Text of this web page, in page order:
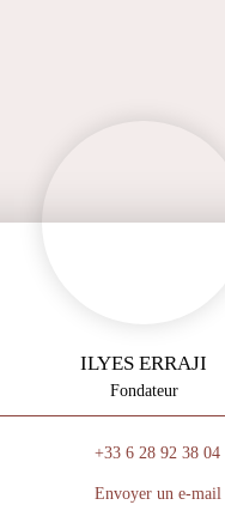
ILYES ERRAJI
Fondateur
+33 6 28 92 38 04
Envoyer un e-mail